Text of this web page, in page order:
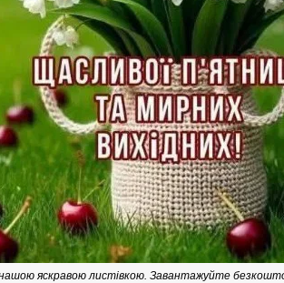
яскравою листівкою. Завантажуйте